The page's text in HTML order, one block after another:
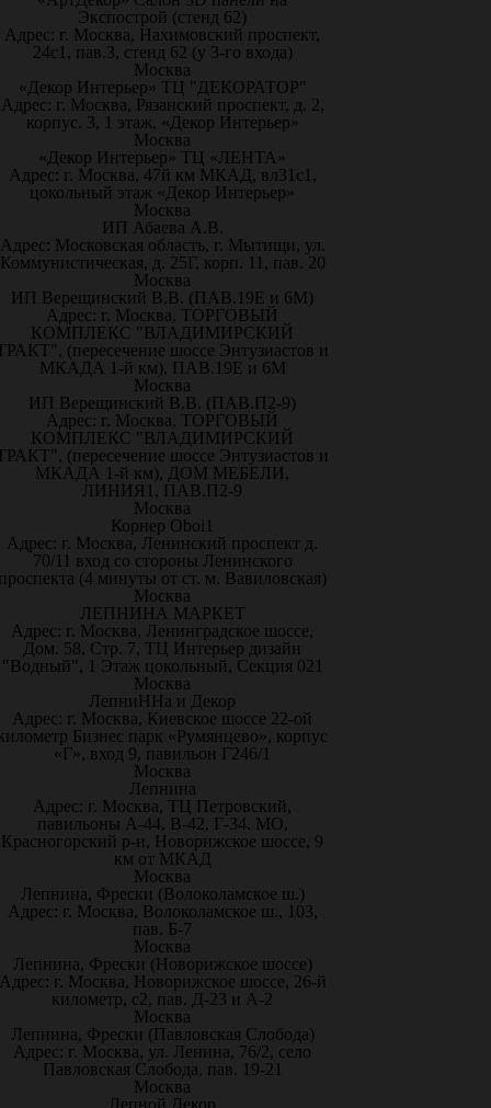
Экспострой (стенд 62)
Адрес: г. Москва, Нахимовский проспект,
24с1, пав.3, стенд 62 (у 3-го входа)
Москва
«Декор Интерьер» ТЦ "ДЕКОРАТОР"
Адрес: г. Москва, Рязанский проспект, д. 2,
корпус. 3, 1 этаж, «Декор Интерьер»
Москва
«Декор Интерьер» ТЦ «ЛЕНТА»
Адрес: г. Москва, 47й км МКАД, вл31с1,
цокольный этаж «Декор Интерьер»
Москва
ИП Абаева А.В.
Адрес: Московская область, г. Мытищи, ул.
Коммунистическая, д. 25Г, корп. 11, пав. 20
Москва
ИП Верещинский В.В. (ПАВ.19Е и 6М)
Адрес: г. Москва, ТОРГОВЫЙ
КОМПЛЕКС "ВЛАДИМИРСКИЙ
(пересечение шоссе Энтузиастов и
МКАДА 1-й км), ПАВ.19Е и 6М
Москва
ИП Верещинский В.В. (ПАВ.П2-9)
Адрес: г. Москва, ТОРГОВЫЙ
КОМПЛЕКС "ВЛАДИМИРСКИЙ
(пересечение шоссе Энтузиастов и
МКАДА 1-й км), ДОМ МЕБЕЛИ,
ЛИНИЯ1, ПАВ.П2-9
Москва
Корнер Oboi1
Адрес: г. Москва, Ленинский проспект д.
70/11 вход со стороны Ленинского
(4 минуты от ст. м. Вавиловская)
Москва
ЛЕПНИНА МАРКЕТ
Адрес: г. Москва, Ленинградское шоссе,
Дом. 58, Стр. 7, ТЦ Интерьер дизайн
"Водный", 1 Этаж цокольный, Секция 021
Москва
ЛепниННа и Декор
Адрес: г. Москва, Киевское шоссе 22-ой
Бизнес парк «Румянцево», корпус
«Г», вход 9, павильон Г246/1
Москва
Лепнина
Адрес: г. Москва, ТЦ Петровский,
павильоны А-44, В-42, Г-34. МО,
Красногорский р-н, Новорижское шоссе, 9
км от МКАД
Москва
Лепнина, Фрески (Волоколамское ш.)
Адрес: г. Москва, Волоколамское ш., 103,
пав. Б-7
Москва
Лепнина, Фрески (Новорижское шоссе)
г. Москва, Новорижское шоссе, 26-й
километр, с2, пав. Д-23 и А-2
Москва
Лепнина, Фрески (Павловская Слобода)
Адрес: г. Москва, ул. Ленина, 76/2, село
Павловская Слобода, пав. 19-21
Москва
Лепной Декор